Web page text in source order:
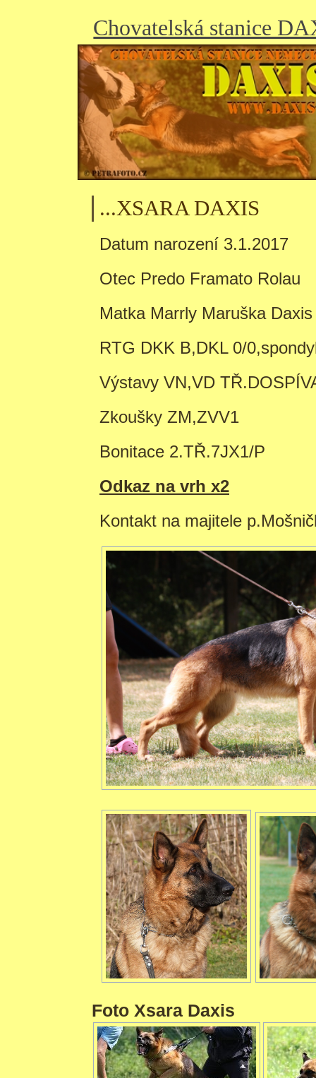
Chovatelská stanice
...XSARA DAXIS
Datum narození 3.1.2017
Otec Predo Framato Rolau
Matka Marrly Maruška Daxis
RTG DKK B,DKL 0/
Výstavy VN,VD
Zkoušky ZM,ZVV1
Bonitace 2.TŘ.7JX1/P
Odkaz na vrh x2
Kontakt na majitele
Foto Xsara Daxis